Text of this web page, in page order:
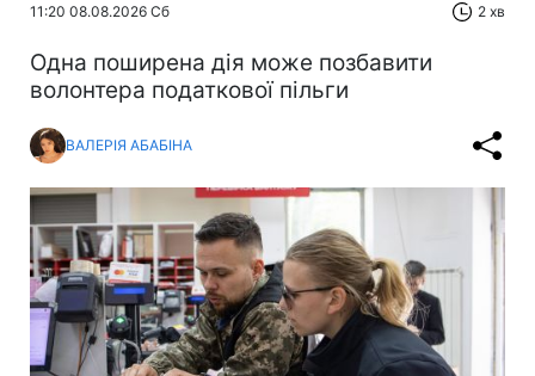
11:20 08.08.2026 Сб 2 хв
Одна поширена дія може позбавити
волонтера податкової пільги
ВАЛЕРІЯ АБАБІНА